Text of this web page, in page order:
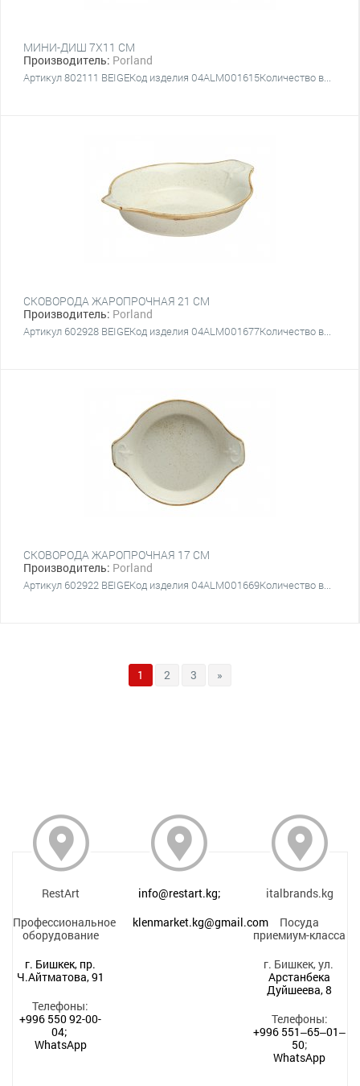
МИНИ-ДИШ 7Х11 СМ
Производитель: Porland
Артикул 802111 BEIGEКод изделия 04ALM001615Количество в...
СКОВОРОДА ЖАРОПРОЧНАЯ 21 CM
Производитель: Porland
Артикул 602928 BEIGEКод изделия 04ALM001677Количество в...
СКОВОРОДА ЖАРОПРОЧНАЯ 17 CM
Производитель: Porland
Артикул 602922 BEIGEКод изделия 04ALM001669Количество в...
1 2 3 »
RestArt
Профессиональное
оборудование
г. Бишкек, пр.
Ч.Айтматова, 91
Телефоны:
+996 550 92-00-
04;
WhatsApp
info@restart.kg;
klenmarket.kg@gmail.com
italbrands.kg
Посуда
приемиум-класса
г. Бишкек, ул.
Арстанбека
Дуйшеева, 8
Телефоны:
+996 551‒65‒01‒
50;
WhatsApp